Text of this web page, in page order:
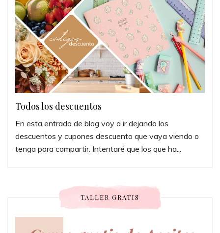
Todos los descuentos
En esta entrada de blog voy a ir dejando los
descuentos y cupones descuento que vaya viendo o
tenga para compartir. Intentaré que los que ha...
TALLER GRATIS